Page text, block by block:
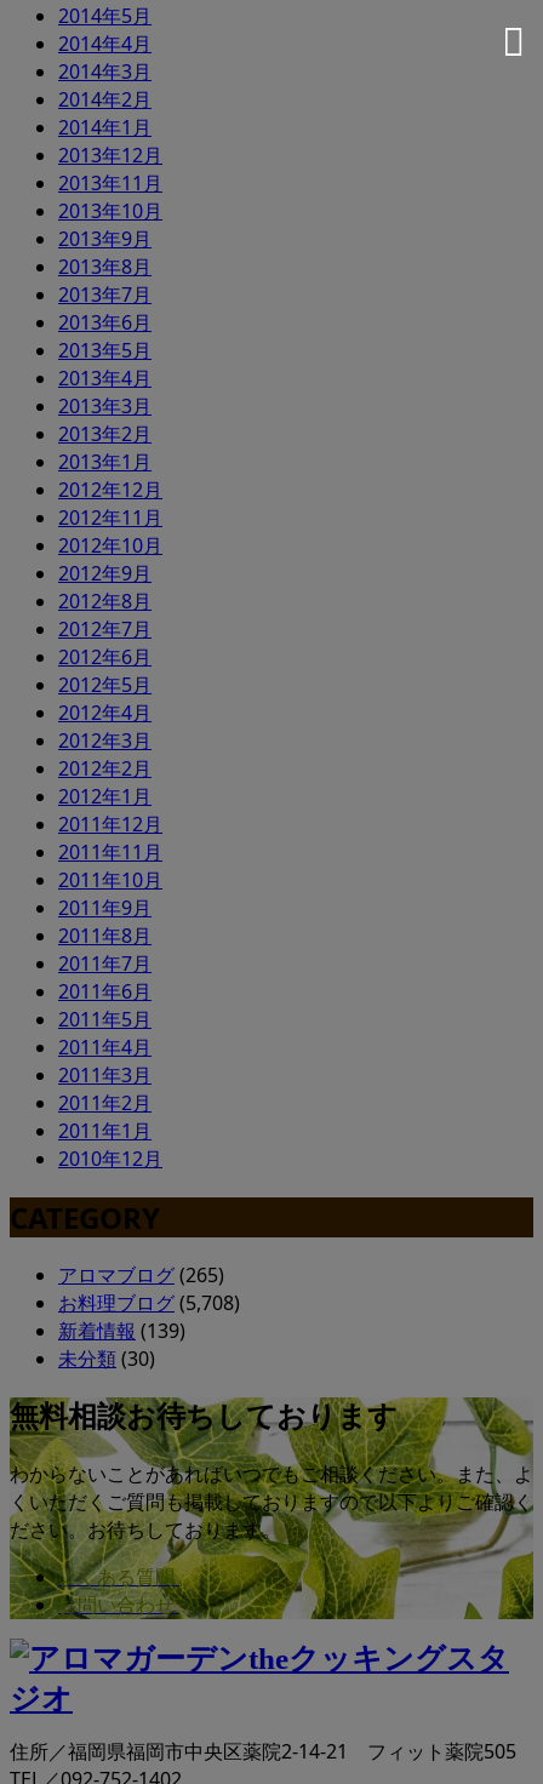
2014年5月
2014年4月
2014年3月
2014年2月
2014年1月
2013年12月
2013年11月
2013年10月
2013年9月
2013年8月
2013年7月
2013年6月
2013年5月
2013年4月
2013年3月
2013年2月
2013年1月
2012年12月
2012年11月
2012年10月
2012年9月
2012年8月
2012年7月
2012年6月
2012年5月
2012年4月
2012年3月
2012年2月
2012年1月
2011年12月
2011年11月
2011年10月
2011年9月
2011年8月
2011年7月
2011年6月
2011年5月
2011年4月
2011年3月
2011年2月
2011年1月
2010年12月
CATEGORY
アロマブログ(265)
お料理ブログ(5,708)
新着情報 (139)
未分類(30)
無料相談お待ちしております
わからないことがあればいつでもご相談ください。また、よ
くいただくご質問も掲載しておりますので以下よりご確認く
ださい。お待ちしております。
よくある質問
お問い合わせ
住所／福岡県福岡市中央区薬院2-14-21 フィット薬院505